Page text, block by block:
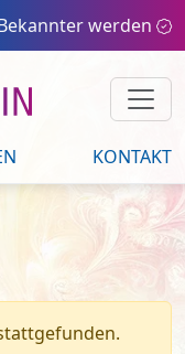
werden
KONTAKT